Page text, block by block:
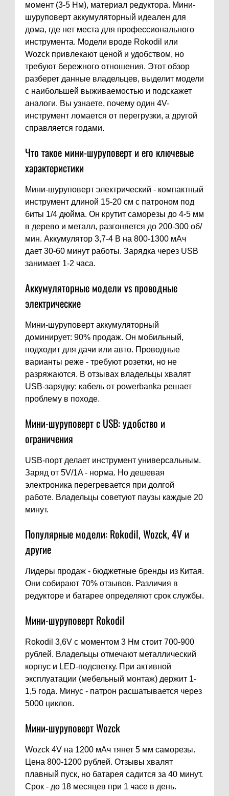
момент (3-5 Нм), материал редуктора. Мини-
шуруповерт аккумуляторный идеален для
дома, где нет места для профессионального
инструмента. Модели вроде Rokodil или
Wozck привлекают ценой и удобством, но
требуют бережного отношения. Этот обзор
разберет данные владельцев, выделит модели
с наибольшей выживаемостью и подскажет
аналоги. Вы узнаете, почему один 4V-
инструмент ломается от перегрузки, а другой
справляется годами.
Что такое мини-шуруповерт и его ключевые
характеристики
Мини-шуруповерт электрический - компактный
инструмент длиной 15-20 см с патроном под
биты 1/4 дюйма. Он крутит саморезы до 4-5 мм
в дерево и металл, разгоняется до 200-300 об/
мин. Аккумулятор 3,7-4 В на 800-1300 мАч
дает 30-60 минут работы. Зарядка через USB
занимает 1-2 часа.
Аккумуляторные модели vs проводные
электрические
Мини-шуруповерт аккумуляторный
доминирует: 90% продаж. Он мобильный,
подходит для дачи или авто. Проводные
варианты реже - требуют розетки, но не
разряжаются. В отзывах владельцы хвалят
USB-зарядку: кабель от powerbanka решает
проблему в походе.
Мини-шуруповерт с USB: удобство и
ограничения
USB-порт делает инструмент универсальным.
Заряд от 5V/1A - норма. Но дешевая
электроника перегревается при долгой
работе. Владельцы советуют паузы каждые 20
минут.
Популярные модели: Rokodil, Wozck, 4V и
другие
Лидеры продаж - бюджетные бренды из Китая.
Они собирают 70% отзывов. Различия в
редукторе и батарее определяют срок службы.
Мини-шуруповерт Rokodil
Rokodil 3,6V с моментом 3 Нм стоит 700-900
рублей. Владельцы отмечают металлический
корпус и LED-подсветку. При активной
эксплуатации (мебельный монтаж) держит 1-
1,5 года. Минус - патрон расшатывается через
5000 циклов.
Мини-шуруповерт Wozck
Wozck 4V на 1200 мАч тянет 5 мм саморезы.
Цена 800-1200 рублей. Отзывы хвалят
плавный пуск, но батарея садится за 40 минут.
Срок - до 18 месяцев при 1 часе в день.